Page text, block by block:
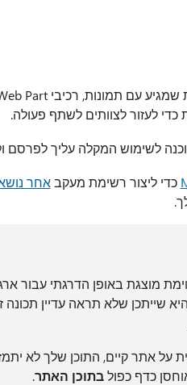
לעזור לצוותים לשתף פעולה.
לשימוש המקלה עליך לפרסם
כדי ליצור רשימת מעקבאחר
מוצגת באופן הדרגתי עבור
שייתכן שלא תראה עדיין תכונה
על אתר קיים, התוכן שלך לא
כדף כפולבתוכן האתר.